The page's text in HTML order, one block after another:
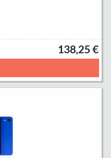
138,25 €